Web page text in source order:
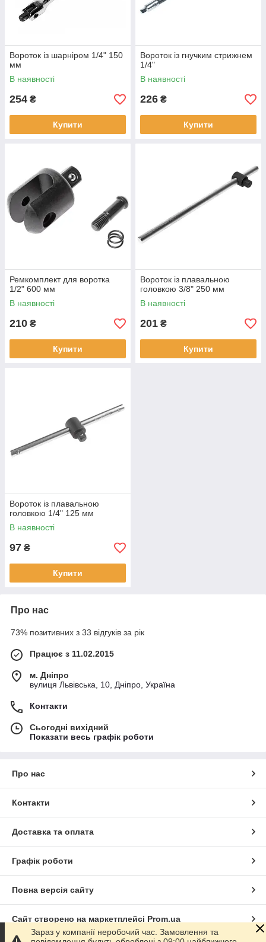
Вороток із шарніром 1/4" 150
мм
В наявності
254 ₴
Купити
Вороток із гнучким стрижнем
1/4"
В наявності
226 ₴
Купити
Ремкомплект для воротка
1/2" 600 мм
В наявності
210 ₴
Купити
Вороток із плавальною
головкою 3/8" 250 мм
В наявності
201 ₴
Купити
Вороток із плавальною
головкою 1/4" 125 мм
В наявності
97 ₴
Купити
Про нас
73% позитивних з 33 відгуків за рік
Працює з 11.02.2015
м. Дніпро
вулиця Львівська, 10, Дніпро, Україна
Контакти
Сьогодні вихідний
Показати весь графік роботи
Про нас
Контакти
Доставка та оплата
Графік роботи
Повна версія сайту
Сайт створено на маркетплейсі Prom.ua
Зараз у компанії неробочий час. Замовлення та